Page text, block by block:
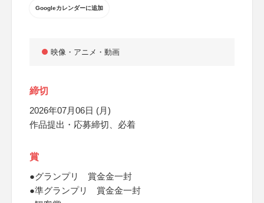
Googleカレンダーに追加
映像・アニメ・動画
締切
2026年07月06日 (月)
作品提出・応募締切、必着
賞
●グランプリ 賞金金一封
●準グランプリ 賞金金一封